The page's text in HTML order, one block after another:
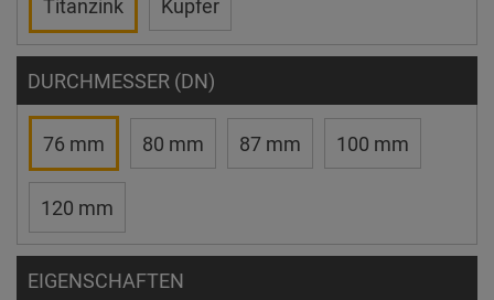
Titanzink Kupfer
DURCHMESSER (DN)
76 mm 80 mm 87 mm 100 mm
120 mm
EIGENSCHAFTEN